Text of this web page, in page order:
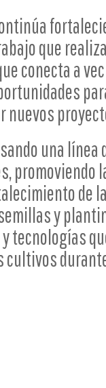
que
conecta a
nuevos
una línea
promoviendo
de
y
tecnologías
cultivos